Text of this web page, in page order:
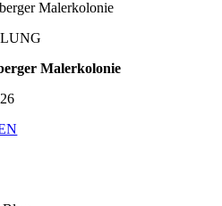
Malerkolonie